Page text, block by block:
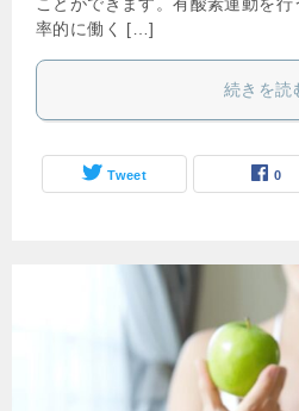
率的に働く […]
続きを読
Tweet 0